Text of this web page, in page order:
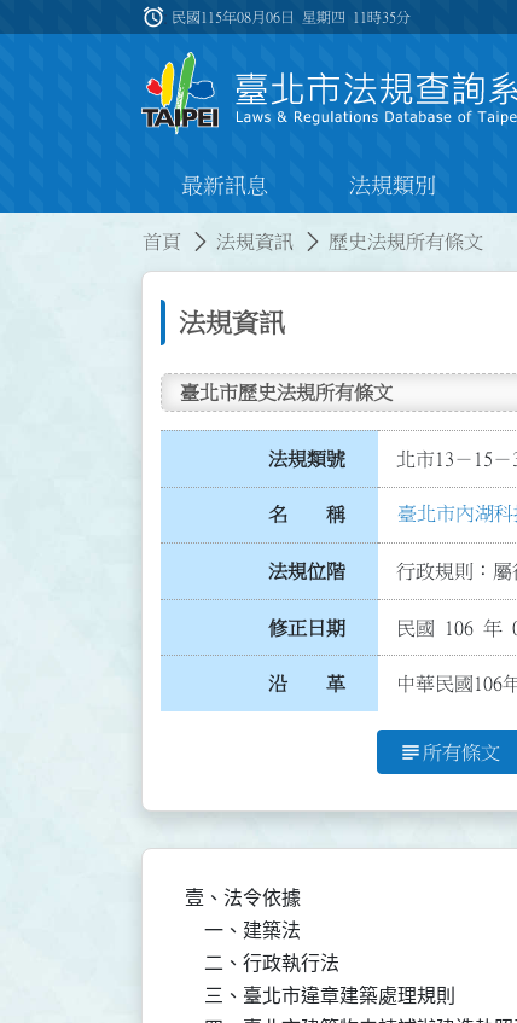
:::
alarm 民國115年08月06日 星期四 11時35分
最新訊息 法規類別
首頁 法規資訊 歷史法規所有條文
法規資訊
臺北市歷史法規所有條文
法規類號 北市13－15－
名 稱 臺北市內湖
法規位階 行政規則：屬
修正日期 民國 106 年
沿 革 中華民國106
subject 所有條文
壹、法令依據
    一、建築法
    二、行政執行法
    三、臺北市違章建築處理規則